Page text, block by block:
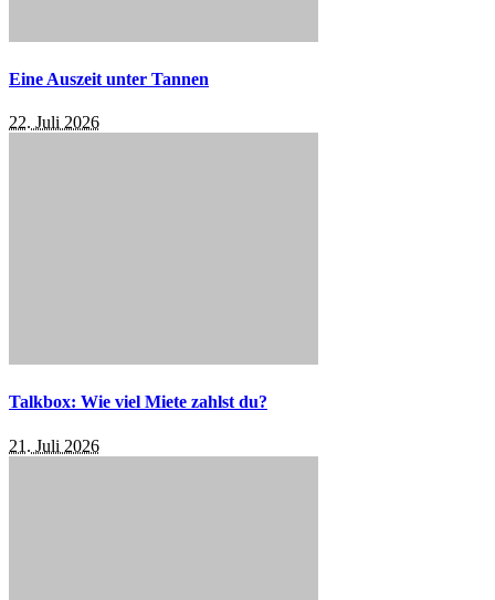
Eine Auszeit unter Tannen
22. Juli 2026
Talkbox: Wie viel Miete zahlst du?
21. Juli 2026